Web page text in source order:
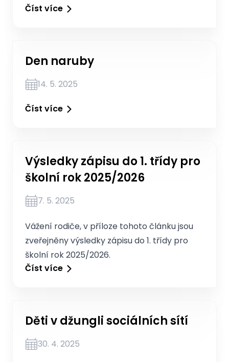
Číst více
Den naruby
14. 5. 2025
Číst více
Výsledky zápisu do 1. třídy pro
školní rok 2025/2026
7. 5. 2025
Vážení rodiče, v příloze tohoto článku jsou
zveřejněny výsledky zápisu do 1. třídy pro
školní rok 2025/2026.
Číst více
Děti v džungli sociálních sítí
30. 4. 2025